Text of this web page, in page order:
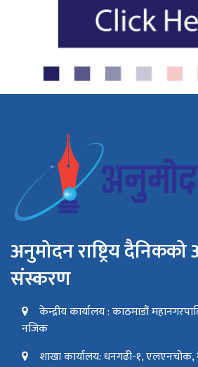
अनुमोदन राष्ट्रिय
संस्करण
केन्द्रीय कार्यालय : काठमाडौं
नजिक
शाखा कार्यालय: धनगढी-१,